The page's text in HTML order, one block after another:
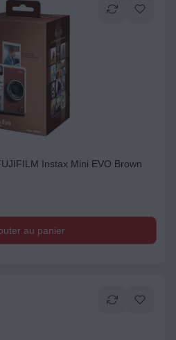
Instax Mini EVO Brown
au panier